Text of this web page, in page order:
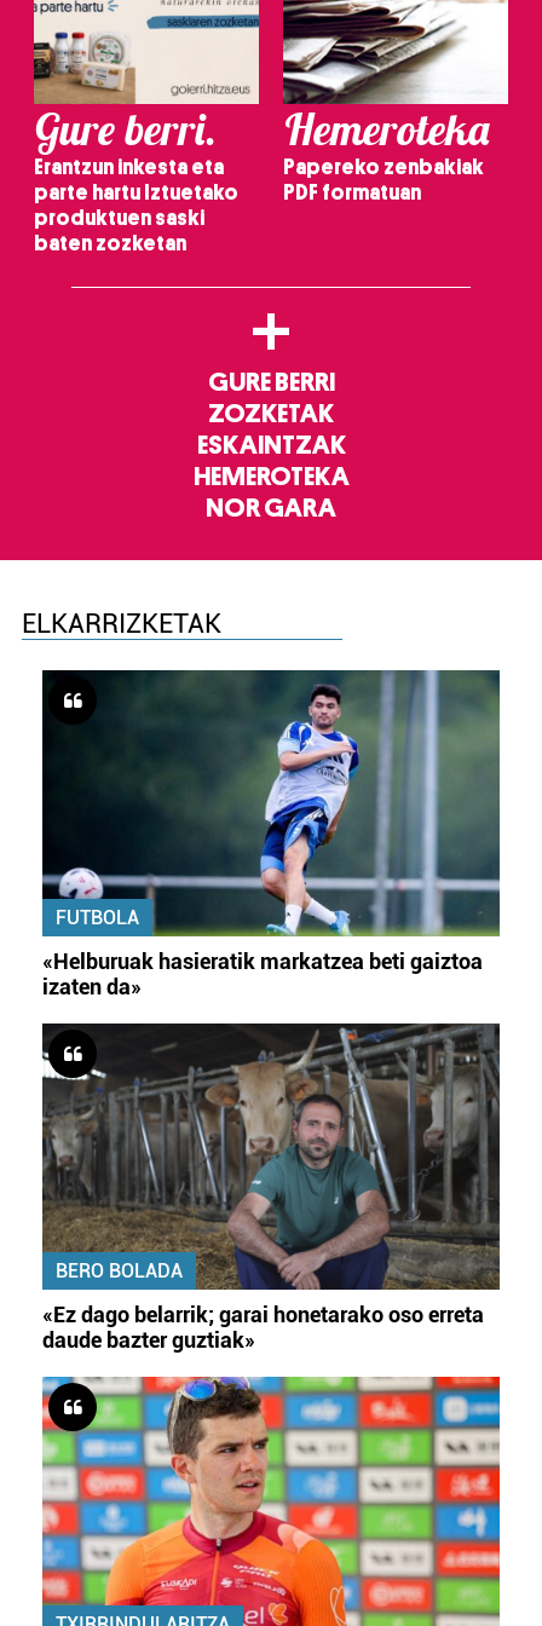
Gure berri.
Erantzun inkesta eta
parte hartu Iztuetako
produktuen saski
baten zozketan
Hemeroteka
Papereko zenbakiak
PDF formatuan
+
GURE BERRI
ZOZKETAK
ESKAINTZAK
HEMEROTEKA
NOR GARA
ELKARRIZKETAK
FUTBOLA
«Helburuak hasieratik markatzea beti gaiztoa
izaten da»
BERO BOLADA
«Ez dago belarrik; garai honetarako oso erreta
daude bazter guztiak»